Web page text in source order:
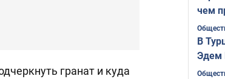
гранат и куда
чем
В
Эдем